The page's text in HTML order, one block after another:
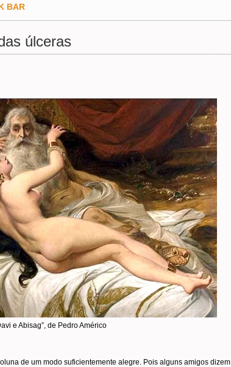
BAR
úlceras
e Abisag”, de Pedro Américo
de um modo suficientemente alegre. Pois alguns amigos dizem